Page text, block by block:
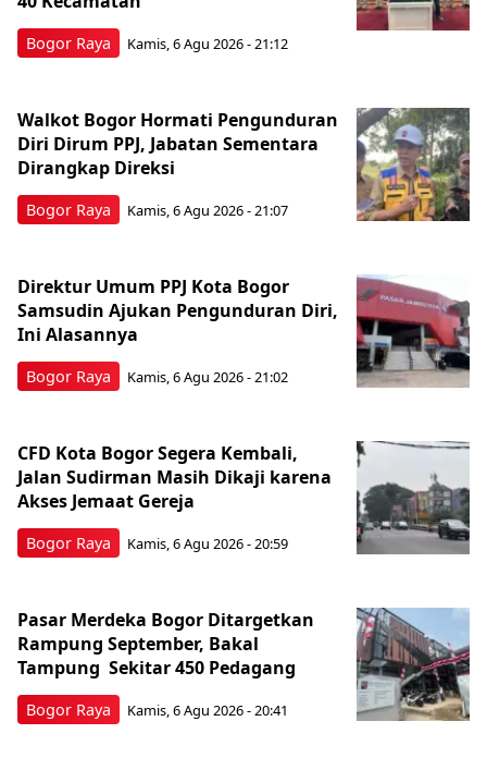
Bogor Raya Kamis, 6 Agu 2026 - 21:12
Bogor Raya
Walkot Bogor Hormati Pengunduran
Diri Dirum PPJ, Jabatan Sementara
Dirangkap Direksi
Kamis, 6 Agu 2026 - 21:07
Bogor Raya
Direktur Umum PPJ Kota Bogor
Samsudin Ajukan Pengunduran Diri,
Ini Alasannya
Kamis, 6 Agu 2026 - 21:02
Bogor Raya
CFD Kota Bogor Segera Kembali,
Jalan Sudirman Masih Dikaji karena
Akses Jemaat Gereja
Kamis, 6 Agu 2026 - 20:59
Bogor Raya
Pasar Merdeka Bogor Ditargetkan
Rampung September, Bakal
Tampung Sekitar 450 Pedagang
Kamis, 6 Agu 2026 - 20:41